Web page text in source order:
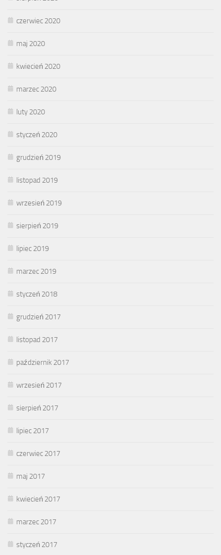
czerwiec 2020
maj 2020
kwiecień 2020
marzec 2020
luty 2020
styczeń 2020
grudzień 2019
listopad 2019
wrzesień 2019
sierpień 2019
lipiec 2019
marzec 2019
styczeń 2018
grudzień 2017
listopad 2017
październik 2017
wrzesień 2017
sierpień 2017
lipiec 2017
czerwiec 2017
maj 2017
kwiecień 2017
marzec 2017
styczeń 2017